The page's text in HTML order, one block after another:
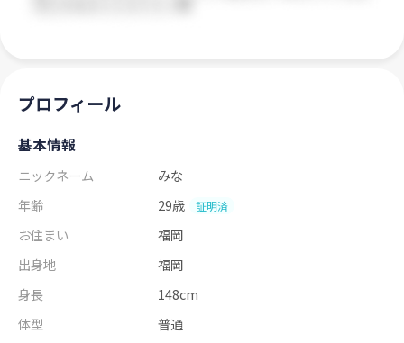
プロフィール
基本情報
ニックネーム
みな
年齢
29歳 証明済
お住まい
福岡
出身地
福岡
身長
148cm
体型
普通